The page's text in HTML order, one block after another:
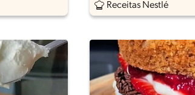
Receitas Nestlé